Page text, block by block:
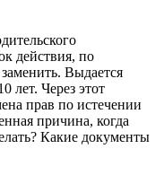
действия, по
Выдается
лет. Через этот
прав по истечении
причина, когда
Какие документы